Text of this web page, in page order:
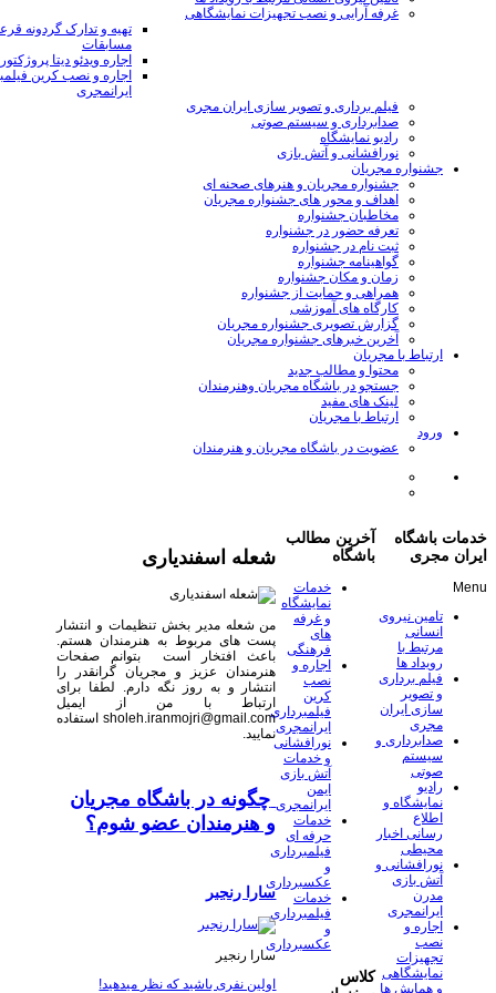
غرفه آرایی و نصب تجهیزات نمایشگاهی
تهیه و تدارک گردونه
مسابقات
اجاره ویدئو دیتا
اجاره و نصب کرین
ایرانمجری
فیلم برداری و تصویر سازی ایران مجری
صدابرداری و سیستم صوتی
رادیو نمایشگاه
نورافشانی و آتش بازی
جشنواره مجریان
جشنواره مجریان و هنرهای صحنه ای
اهداف و محور های جشنواره مجریان
مخاطبان جشنواره
تعرفه حضور در جشنواره
ثبت نام در جشنواره
گواهینامه جشنواره
زمان و مکان جشنواره
همراهی و حمایت از جشنواره
کارگاه های آموزشی
گزارش تصویری جشنواره مجریان
آخرین خبرهای جشنواره مجریان
ارتباط با مجریان
محتوا و مطالب جدید
جستجو در باشگاه مجریان وهنرمندان
لینک های مفید
ارتباط با مجریان
ورود
عضویت در باشگاه مجریان و هنرمندان
شعله اسفندیاری
من شعله مدیر بخش تنظیمات و انتشار
پست های مربوط به هنرمندان هستم.
باعث افتخار است بتوانم صفحات
هنرمندان عزیز و مجریان گرانقدر را
انتشار و به روز نگه دارم. لطفا برای
ارتباط با من از ایمیل
sholeh.iranmojri@gmail.com استفاده
نمایید.
چگونه در باشگاه مجریان
و هنرمندان عضو شوم؟
سارا رنجبر
سارا رنجیر
اولین نفری باشید که نظر میدهید!
آخرین مطالب
باشگاه
خدمات
نمایشگاه
و غرفه
های
فرهنگی
اجاره و
نصب
کرین
فیلمبرداری
ایرانمجری
نورافشانی
و خدمات
آتش بازی
ایمن
ایرانمجری
خدمات
حرفه ای
فیلمبرداری
و
عکسبرداری
خدمات
فیلمبرداری
و
عکسبرداری
کلاس
خدمات باشگاه
ایران مجری
Menu
تامین نیروی
انسانی
مرتبط با
رویداد ها
فیلم برداری
و تصویر
سازی ایران
مجری
صدابرداری و
سیستم
صوتی
رادیو
نمایشگاه و
اطلاع
رسانی اخبار
محیطی
نورافشانی و
آتش بازی
مدرن
ایرانمجری
اجاره و
نصب
تجهیزات
نمایشگاهی
و همایش ها